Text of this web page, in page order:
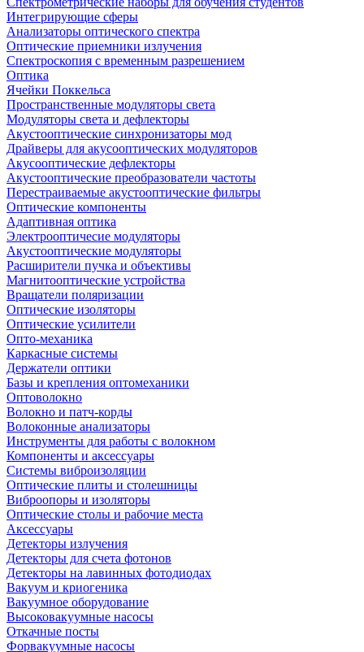
Интегрирующие сферы
Анализаторы оптического спектра
Оптические приемники излучения
Спектроскопия с временным разрешением
Оптика
Ячейки Поккельса
Пространственные модуляторы света
Модуляторы света и дефлекторы
Акустооптические синхронизаторы мод
Драйверы для акусооптических модуляторов
Акусооптические дефлекторы
Акустооптические преобразователи частоты
Перестраиваемые акустооптические фильтры
Оптические компоненты
Адаптивная оптика
Электрооптичесие модуляторы
Акустооптические модуляторы
Расширители пучка и объективы
Магнитооптические устройства
Вращатели поляризации
Оптические изоляторы
Оптические усилители
Опто-механика
Каркасные системы
Держатели оптики
Базы и крепления оптомеханики
Оптоволокно
Волокно и патч-корды
Волоконные анализаторы
Инструменты для работы с волокном
Компоненты и аксессуары
Системы виброизоляции
Оптические плиты и столешницы
Виброопоры и изоляторы
Оптические столы и рабочие места
Аксессуары
Детекторы излучения
Детекторы для счета фотонов
Детекторы на лавинных фотодиодах
Вакуум и криогеника
Вакуумное оборудование
Высоковакуумные насосы
Откачные посты
Форвакуумные насосы